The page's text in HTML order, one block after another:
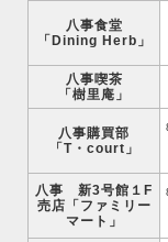
八事食堂
「Dining Herb」
八事喫茶
「樹里庵」
八事購買部
「T・court」
八事 新3号館１F
売店「ファミリー
マート」